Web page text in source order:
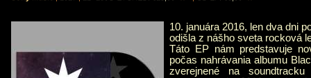
10. januára 2016, len dva dni
odišla z nášho sveta rocková
Táto EP nám predstavuje
počas nahrávania albumu
zverejnené na